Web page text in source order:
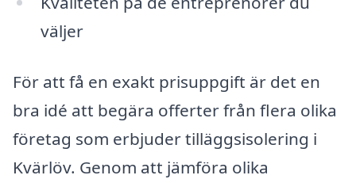
väljer
För att få en exakt prisuppgift är det en
bra idé att begära offerter från flera olika
företag som erbjuder tilläggsisolering i
Kvärlöv. Genom att jämföra olika